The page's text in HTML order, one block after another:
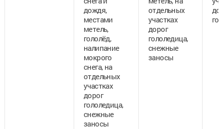
дождя,
местами
метель,
гололёд,
налипание
мокрого
снега, на
отдельных
участках
дорог
гололедица,
снежные
заносы
отдельных
участках
дорог
гололедица,
снежные
заносы